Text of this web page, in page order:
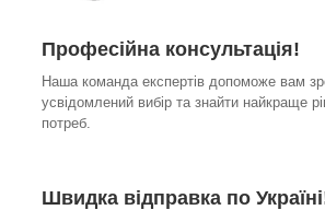
Професійна консультація!
Наша команда експертів допоможе вам
усвідомлений вибір та знайти найкраще
потреб.
Швидка відправка по